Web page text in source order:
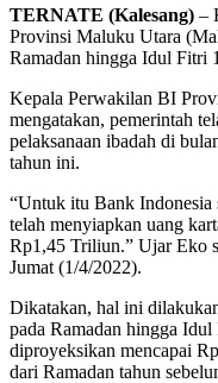
TERNATE (Kalesang) –
Provinsi Maluku Utara
Ramadan hingga Idul Fitri
Kepala Perwakilan BI
mengatakan, pemerintah
pelaksanaan ibadah di
tahun ini.
“Untuk itu Bank Indonesia
telah menyiapkan uang
Rp1,45 Triliun.” Ujar Eko
Jumat (1/4/2022).
Dikatakan, hal ini
pada Ramadan hingga
diproyeksikan mencapai
dari Ramadan tahun